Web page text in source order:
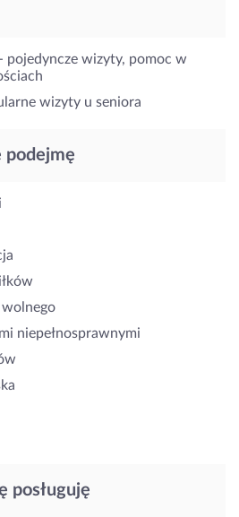
pojedyncze wizyty, pomoc w
wizyty u seniora
podejmę
wolnego
niepełnosprawnymi
posługuję